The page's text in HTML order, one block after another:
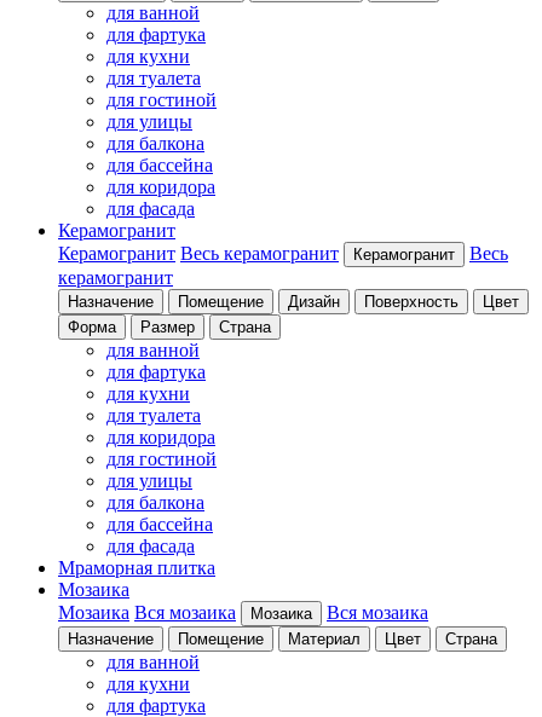
для ванной
для фартука
для кухни
для туалета
для гостиной
для улицы
для балкона
для бассейна
для коридора
для фасада
Керамогранит
Керамогранит Весь керамогранит Керамогранит
Весь
керамогранит
Назначение Помещение Дизайн Поверхность
Цвет
Форма
Размер Страна
для ванной
для фартука
для кухни
для туалета
для коридора
для гостиной
для улицы
для балкона
для бассейна
для фасада
Мраморная плитка
Мозаика
Мозаика Вся мозаика Мозаика Вся мозаика
Назначение Помещение Материал Цвет Страна
для ванной
для кухни
для фартука